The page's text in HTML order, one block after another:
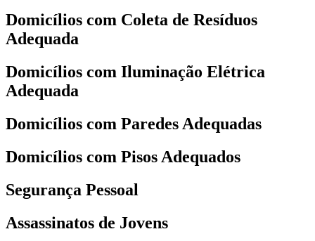
Domicílios com Coleta de Resíduos
Adequada
Domicílios com Iluminação Elétrica
Adequada
Domicílios com Paredes Adequadas
Domicílios com Pisos Adequados
Segurança Pessoal
Assassinatos de Jovens